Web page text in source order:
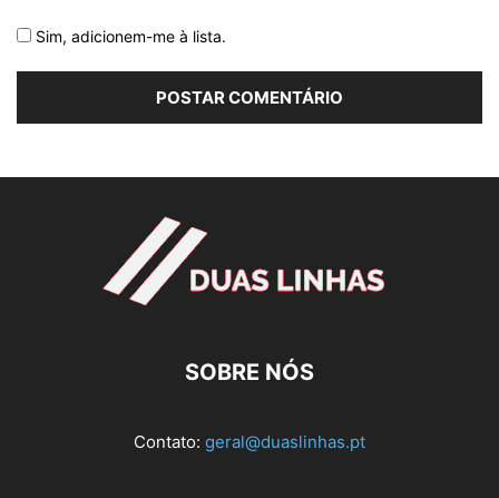
Sim, adicionem-me à lista.
SOBRE NÓS
Contato: geral@duaslinhas.pt